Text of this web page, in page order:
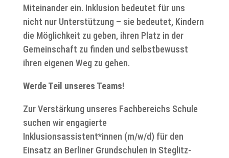
Miteinander ein. Inklusion bedeutet für uns
nicht nur Unterstützung – sie bedeutet, Kindern
die Möglichkeit zu geben, ihren Platz in der
Gemeinschaft zu finden und selbstbewusst
ihren eigenen Weg zu gehen.
Werde Teil unseres Teams!
Zur Verstärkung unseres Fachbereichs Schule
suchen wir engagierte
Inklusionsassistent*innen (m/w/d) für den
Einsatz an Berliner Grundschulen in Steglitz-